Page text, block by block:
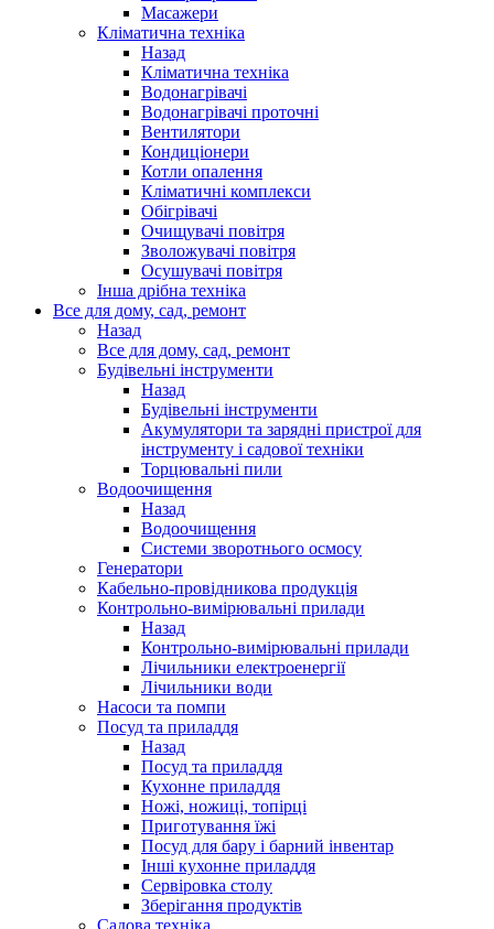
Масажери
Кліматична техніка
Назад
Кліматична техніка
Водонагрівачі
Водонагрівачі проточні
Вентилятори
Кондиціонери
Котли опалення
Кліматичні комплекси
Обігрівачі
Очищувачі повітря
Зволожувачі повітря
Осушувачі повітря
Інша дрібна техніка
Все для дому, сад, ремонт
Назад
Все для дому, сад, ремонт
Будівельні інструменти
Назад
Будівельні інструменти
Акумулятори та зарядні пристрої для
інструменту і садової техніки
Торцювальні пили
Водоочищення
Назад
Водоочищення
Системи зворотнього осмосу
Генератори
Кабельно-провідникова продукція
Контрольно-вимірювальні прилади
Назад
Контрольно-вимірювальні прилади
Лічильники електроенергії
Лічильники води
Насоси та помпи
Посуд та приладдя
Назад
Посуд та приладдя
Кухонне приладдя
Ножі, ножиці, топірці
Приготування їжі
Посуд для бару і барний інвентар
Інші кухонне приладдя
Сервіровка столу
Зберігання продуктів
Садова техніка